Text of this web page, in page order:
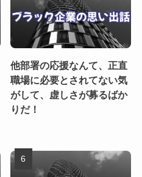
他部署の応援なんて、正直
職場に必要とされてない気
がして、虚しさが募るばか
りだ！